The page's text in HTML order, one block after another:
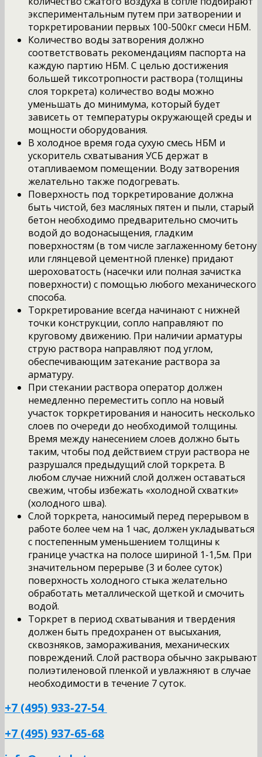
экспериментальным путем при затворении и
торкретировании первых 100-500кг смеси НБМ.
Количество воды затворения должно
соответствовать рекомендациям паспорта на
каждую партию НБМ. С целью достижения
большей тиксотропности раствора (толщины
слоя торкрета) количество воды можно
уменьшать до минимума, который будет
зависеть от температуры окружающей среды и
мощности оборудования.
В холодное время года сухую смесь НБМ и
ускоритель схватывания УСБ держат в
отапливаемом помещении. Воду затворения
желательно также подогревать.
Поверхность под торкретирование должна
быть чистой, без масляных пятен и пыли, старый
бетон необходимо предварительно смочить
водой до водонасыщения, гладким
поверхностям (в том числе заглаженному бетону
или глянцевой цементной пленке) придают
шероховатость (насечки или полная зачистка
поверхности) с помощью любого механического
способа.
Торкретирование всегда начинают с нижней
точки конструкции, сопло направляют по
круговому движению. При наличии арматуры
струю раствора направляют под углом,
обеспечивающим затекание раствора за
арматуру.
При стекании раствора оператор должен
немедленно переместить сопло на новый
участок торкретирования и наносить несколько
слоев по очереди до необходимой толщины.
Время между нанесением слоев должно быть
таким, чтобы под действием струи раствора не
разрушался предыдущий слой торкрета. В
любом случае нижний слой должен оставаться
свежим, чтобы избежать «холодной схватки»
(холодного шва).
Слой торкрета, наносимый перед перерывом в
работе более чем на 1 час, должен укладываться
с постепенным уменьшением толщины к
границе участка на полосе шириной 1-1,5м. При
значительном перерыве (3 и более суток)
поверхность холодного стыка желательно
обработать металлической щеткой и смочить
водой.
Торкрет в период схватывания и твердения
должен быть предохранен от высыхания,
сквозняков, замораживания, механических
повреждений. Слой раствора обычно закрывают
полиэтиленовой пленкой и увлажняют в случае
необходимости в течение 7 суток.
+7 (495) 933-27-54
+7 (495) 937-65-68